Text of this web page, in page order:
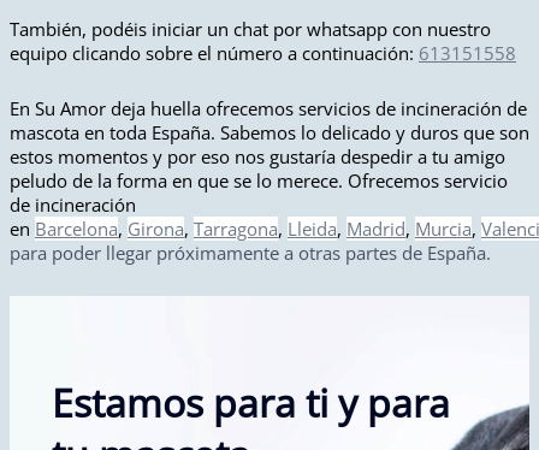
También, podéis iniciar un chat por whatsapp con nuestro
equipo clicando sobre el número a continuación: 613151558
En Su Amor deja huella ofrecemos servicios de incineración de
mascota en toda España. Sabemos lo delicado y duros que son
estos momentos y por eso nos gustaría despedir a tu amigo
peludo de la forma en que se lo merece. Ofrecemos servicio
de incineración
en Barcelona, Girona, Tarragona, Lleida, Madrid, Murcia,
para poder llegar próximamente a otras partes de España.
Estamos para ti y para